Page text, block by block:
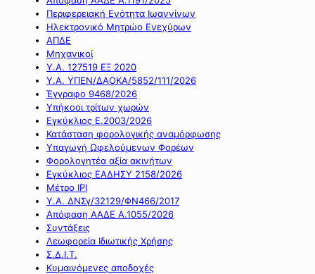
Περιφερειακή Ενότητα Ιωαννίνων
Ηλεκτρονικό Μητρώο Ενεχύρων
ΑΠΔΕ
Μηχανικοί
Υ.Α. 127519 ΕΞ 2020
Υ.Α. ΥΠΕΝ/ΔΑΟΚΑ/5852/111/2026
Έγγραφο 9468/2026
Υπήκοοι τρίτων χωρών
Εγκύκλιος Ε.2003/2026
Κατάσταση φορολογικής αναμόρφωσης
Υπαγωγή Ωφελούμενων Φορέων
Φορολογητέα αξία ακινήτων
Εγκύκλιος ΕΑΔΗΣΥ 2158/2026
Μέτρο IPI
Υ.Α. ΔΝΣγ/32129/ΦΝ466/2017
Απόφαση ΑΑΔΕ Α.1055/2026
Συντάξεις
Λεωφορεία Ιδιωτικής Χρήσης
Σ.Δ.Ι.Τ.
Κυμαινόμενες αποδοχές